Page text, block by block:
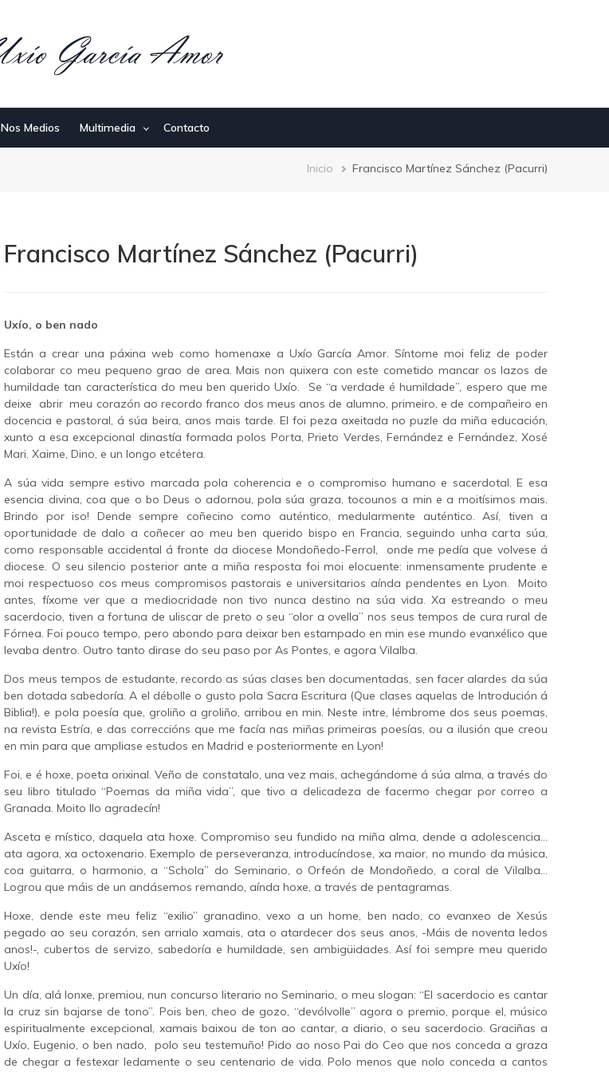
Nos Medios Multimedia Contacto
Breadcrumb
Inicio Francisco Martínez Sánchez (Pacurri)
Francisco Martínez Sánchez (Pacurri)
Uxío, o ben nado
Están a crear una páxina web como homenaxe a Uxío García Amor. Síntome moi feliz de poder
colaborar co meu pequeno grao de area. Mais non quixera con este cometido mancar os lazos de
humildade tan característica do meu ben querido Uxío. Se “a verdade é humildade”, espero que me
deixe abrir meu corazón ao recordo franco dos meus anos de alumno, primeiro, e de compañeiro en
docencia e pastoral, á súa beira, anos mais tarde. El foi peza axeitada no puzle da miña educación,
xunto a esa excepcional dinastía formada polos Porta, Prieto Verdes, Fernández e Fernández, Xosé
Mari, Xaime, Dino, e un longo etcétera.
A súa vida sempre estivo marcada pola coherencia e o compromiso humano e sacerdotal. E esa
esencia divina, coa que o bo Deus o adornou, pola súa graza, tocounos a min e a moitísimos mais.
Brindo por iso! Dende sempre coñecino como auténtico, medularmente auténtico. Así, tiven a
oportunidade de dalo a coñecer ao meu ben querido bispo en Francia, seguindo unha carta súa,
como responsable accidental á fronte da diocese Mondoñedo-Ferrol, onde me pedía que volvese á
diocese. O seu silencio posterior ante a miña resposta foi moi elocuente: inmensamente prudente e
moi respectuoso cos meus compromisos pastorais e universitarios aínda pendentes en Lyon. Moito
antes, fíxome ver que a mediocridade non tivo nunca destino na súa vida. Xa estreando o meu
sacerdocio, tiven a fortuna de uliscar de preto o seu “olor a ovella” nos seus tempos de cura rural de
Fórnea. Foi pouco tempo, pero abondo para deixar ben estampado en min ese mundo evanxélico que
levaba dentro. Outro tanto dirase do seu paso por As Pontes, e agora Vilalba.
Dos meus tempos de estudante, recordo as súas clases ben documentadas, sen facer alardes da súa
ben dotada sabedoría. A el débolle o gusto pola Sacra Escritura (Que clases aquelas de Introdución á
Biblia!), e pola poesía que, groliño a groliño, arribou en min. Neste intre, lémbrome dos seus poemas,
na revista Estría, e das correccións que me facía nas miñas primeiras poesías, ou a ilusión que creou
en min para que ampliase estudos en Madrid e posteriormente en Lyon!
Foi, e é hoxe, poeta orixinal. Veño de constatalo, una vez mais, achegándome á súa alma, a través do
seu libro titulado “Poemas da miña vida”, que tivo a delicadeza de facermo chegar por correo a
Granada. Moito llo agradecín!
Asceta e místico, daquela ata hoxe. Compromiso seu fundido na miña alma, dende a adolescencia…
ata agora, xa octoxenario. Exemplo de perseveranza, introducíndose, xa maior, no mundo da música,
coa guitarra, o harmonio, a “Schola” do Seminario, o Orfeón de Mondoñedo, a coral de Vilalba…
Logrou que máis de un andásemos remando, aínda hoxe, a través de pentagramas.
Hoxe, dende este meu feliz “exilio” granadino, vexo a un home, ben nado, co evanxeo de Xesús
pegado ao seu corazón, sen arrialo xamais, ata o atardecer dos seus anos, -Máis de noventa ledos
anos!-, cubertos de servizo, sabedoría e humildade, sen ambigüidades. Así foi sempre meu querido
Uxío!
Un día, alá lonxe, premiou, nun concurso literario no Seminario, o meu slogan: “El sacerdocio es cantar
la cruz sin bajarse de tono”. Pois ben, cheo de gozo, “devólvolle” agora o premio, porque el, músico
espiritualmente excepcional, xamais baixou de ton ao cantar, a diario, o seu sacerdocio. Graciñas a
Uxío, Eugenio, o ben nado, polo seu testemuño! Pido ao noso Pai do Ceo que nos conceda a graza
de chegar a festexar ledamente o seu centenario de vida. Polo menos que nolo conceda a cantos